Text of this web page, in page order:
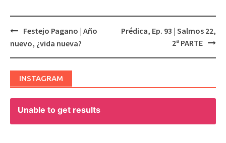
Post
navigation
Festejo Pagano | Año
nuevo, ¿vida nueva?
Prédica, Ep. 93 | Salmos 22,
2ª PARTE
INSTAGRAM
Unable to get results